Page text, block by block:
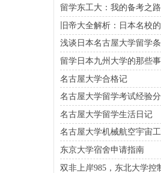
留学东工大：我的备考之路
旧帝大全解析：日本名校
浅谈日本名古屋大学留学
留学日本九州大学的那些事
名古屋大学合格记
名古屋大学留学考试经验
名古屋大学留学生活日记
名古屋大学机械航空宇宙
东京大学宿舍申请指南
双非上岸985，东北大学控